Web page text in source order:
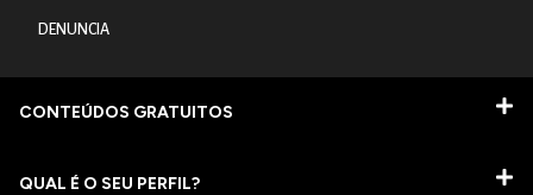
DENUNCIA
CONTEÚDOS GRATUITOS
QUAL É O SEU PERFIL?